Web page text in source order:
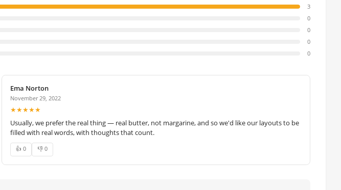
3
0
0
0
0
Ema Norton
November 29, 2022
★★★★★
Usually, we prefer the real thing — real butter, not margarine, and so we'd like our layouts to be
filled with real words, with thoughts that count.
👍 0 👎 0